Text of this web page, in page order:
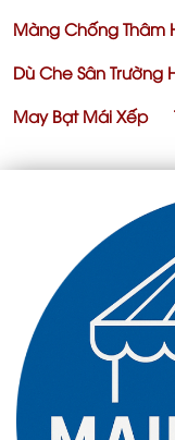
Màng Chống Thâm
Dù Che Sân Trường
May Bạt Mái Xếp